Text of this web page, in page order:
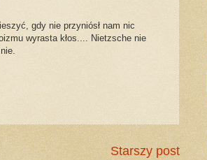
gdy nie przyniósł nam nic
wyrasta kłos.... Nietzsche nie
Starszy post